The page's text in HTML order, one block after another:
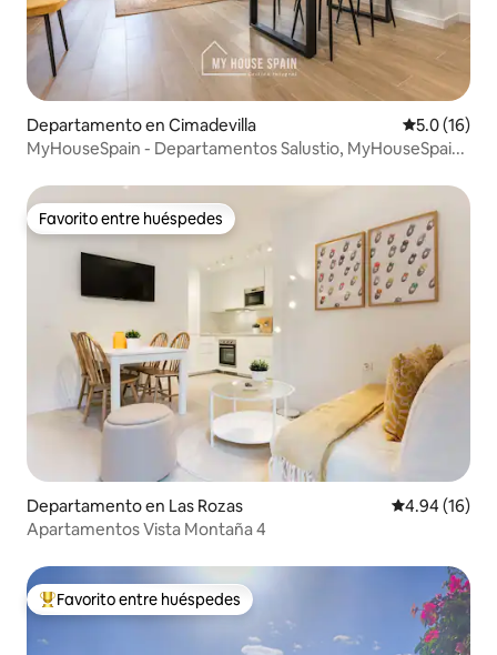
Departamento en Cimadevilla Calificación
5.0 (16)
MyHouseSpain - Departamentos Salustio, MyHouseSpai...
Favorito entre huéspedes
Favorito entre huéspedes
Departamento en Las Rozas Calificación
4.94 (16)
Apartamentos Vista Montaña 4
De los mejores en Favorito entre huéspedes
Favorito entre huéspedes